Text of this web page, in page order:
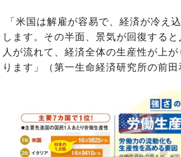
「米国は解雇が容易で、経済が冷え
します。その半面、景気が回復する
人が流れて、経済全体の生産性が上
ります」（第一生命経済研究所の前田